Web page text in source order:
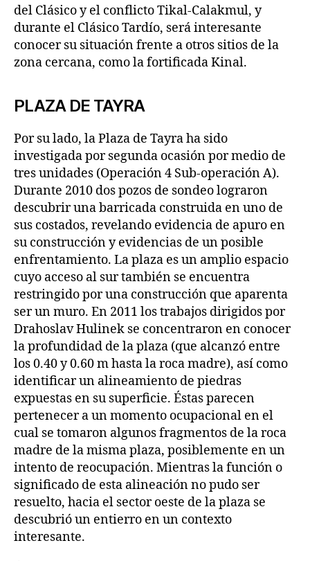
del Clásico y el conflicto Tikal-Calakmul, y
durante el Clásico Tardío, será interesante
conocer su situación frente a otros sitios de la
zona cercana, como la fortificada Kinal.
PLAZA DE TAYRA
Por su lado, la Plaza de Tayra ha sido
investigada por segunda ocasión por medio de
tres unidades (Operación 4 Sub-operación A).
Durante 2010 dos pozos de sondeo lograron
descubrir una barricada construida en uno de
sus costados, revelando evidencia de apuro en
su construcción y evidencias de un posible
enfrentamiento. La plaza es un amplio espacio
cuyo acceso al sur también se encuentra
restringido por una construcción que aparenta
ser un muro. En 2011 los trabajos dirigidos por
Drahoslav Hulinek se concentraron en conocer
la profundidad de la plaza (que alcanzó entre
los 0.40 y 0.60 m hasta la roca madre), así como
identificar un alineamiento de piedras
expuestas en su superficie. Éstas parecen
pertenecer a un momento ocupacional en el
cual se tomaron algunos fragmentos de la roca
madre de la misma plaza, posiblemente en un
intento de reocupación. Mientras la función o
significado de esta alineación no pudo ser
resuelto, hacia el sector oeste de la plaza se
descubrió un entierro en un contexto
interesante.